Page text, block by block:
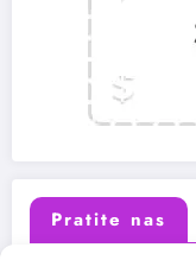
Pratite nas